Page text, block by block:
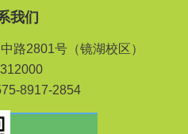
我们
路2801号（镜湖校区）
8917-2854